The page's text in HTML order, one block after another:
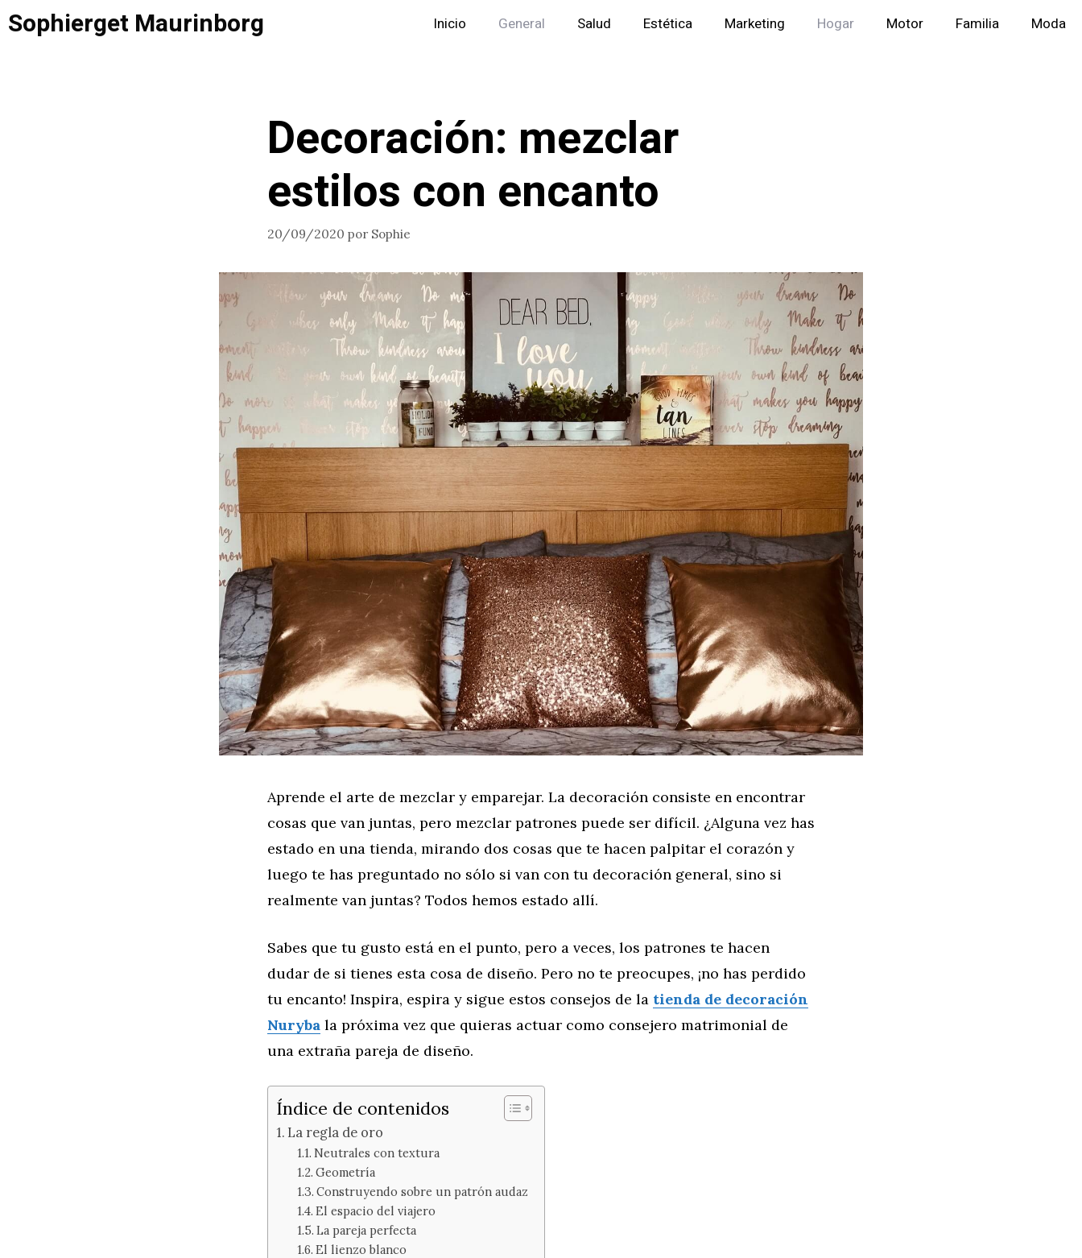
Saltar
Sophierget Maurinborg Inicio General Salud Estética Marketing Hogar Motor Familia Moda
Decoración: mezclar
estilos con encanto
20/09/2020 por Sophie
Aprende el arte de mezclar y emparejar. La decoración consiste en encontrar
cosas que van juntas, pero mezclar patrones puede ser difícil. ¿Alguna vez has
estado en una tienda, mirando dos cosas que te hacen palpitar el corazón y
luego te has preguntado no sólo si van con tu decoración general, sino si
realmente van juntas? Todos hemos estado allí.
Sabes que tu gusto está en el punto, pero a veces, los patrones te hacen
dudar de si tienes esta cosa de diseño. Pero no te preocupes, ¡no has perdido
tu encanto! Inspira, espira y sigue estos consejos de la tienda de decoración
Nuryba la próxima vez que quieras actuar como consejero matrimonial de
una extraña pareja de diseño.
Índice de contenidos
La regla de oro
Neutrales con textura
Geometría
Construyendo sobre un patrón audaz
El espacio del viajero
La pareja perfecta
El lienzo blanco